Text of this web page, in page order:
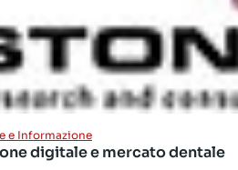
e Informazione
digitale e mercato dentale